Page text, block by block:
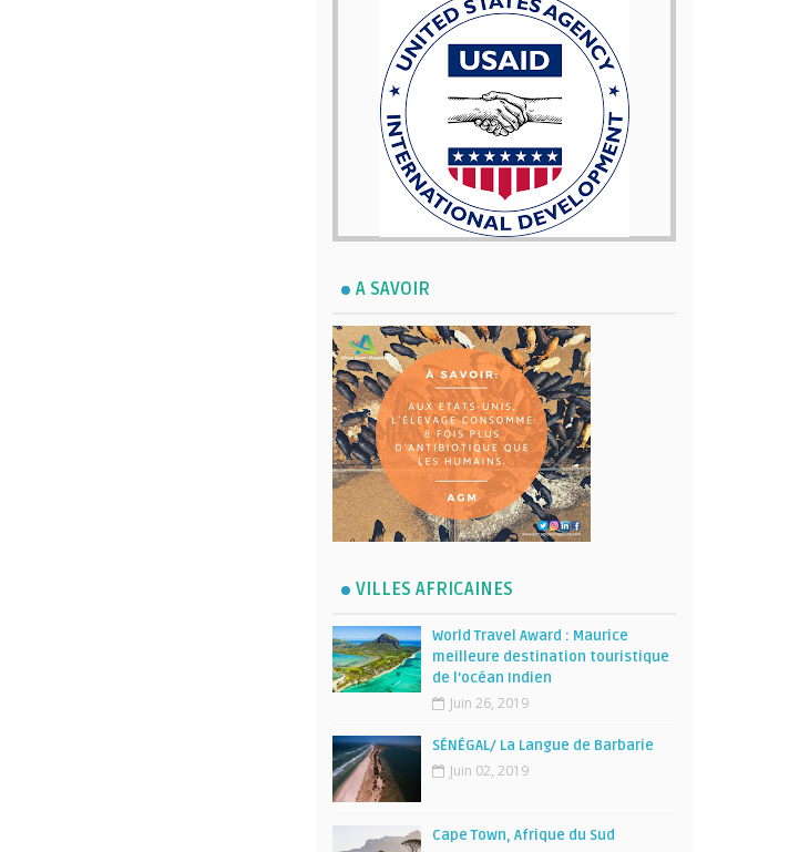
A SAVOIR
VILLES AFRICAINES
World Travel Award : Maurice
meilleure destination touristique
de l’océan Indien
Juin 26, 2019
SÉNÉGAL/ La Langue de Barbarie
Juin 02, 2019
Cape Town, Afrique du Sud